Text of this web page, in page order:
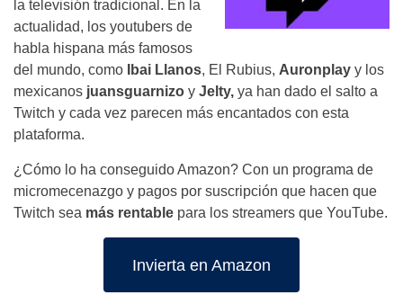
la televisión tradicional. En la
actualidad, los youtubers de
habla hispana más famosos
del mundo, como
Ibai Llanos, El Rubius, Auronplay y los
mexicanos juansguarnizo y Jelty, ya han dado el salto a
Twitch y cada vez parecen más encantados con esta
plataforma.
¿Cómo lo ha conseguido Amazon? Con un programa de
micromecenazgo y pagos por suscripción que hacen que
Twitch sea más rentable para los streamers que YouTube.
Invierta en Amazon